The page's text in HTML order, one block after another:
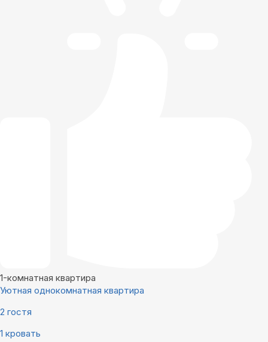
1-комнатная квартира
Уютная однокомнатная квартира
2 гостя
1 кровать